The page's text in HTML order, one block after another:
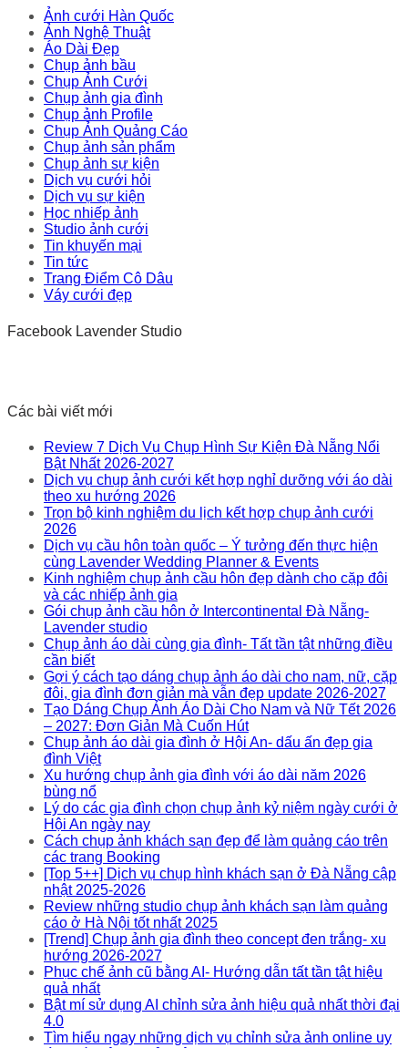
Ảnh cưới Hàn Quốc
Ảnh Nghệ Thuật
Áo Dài Đẹp
Chụp ảnh bầu
Chụp Ảnh Cưới
Chụp ảnh gia đình
Chụp ảnh Profile
Chụp Ảnh Quảng Cáo
Chụp ảnh sản phẩm
Chụp ảnh sự kiện
Dịch vụ cưới hỏi
Dịch vụ sự kiện
Học nhiếp ảnh
Studio ảnh cưới
Tin khuyến mại
Tin tức
Trang Điểm Cô Dâu
Váy cưới đẹp
Facebook Lavender Studio
Các bài viết mới
Review 7 Dịch Vụ Chụp Hình Sự Kiện Đà Nẵng Nổi
Bật Nhất 2026-2027
Dịch vụ chụp ảnh cưới kết hợp nghỉ dưỡng với áo dài
theo xu hướng 2026
Trọn bộ kinh nghiệm du lịch kết hợp chụp ảnh cưới
2026
Dịch vụ cầu hôn toàn quốc – Ý tưởng đến thực hiện
cùng Lavender Wedding Planner & Events
Kinh nghiệm chụp ảnh cầu hôn đẹp dành cho cặp đôi
và các nhiếp ảnh gia
Gói chụp ảnh cầu hôn ở Intercontinental Đà Nẵng-
Lavender studio
Chụp ảnh áo dài cùng gia đình- Tất tần tật những điều
cần biết
Gợi ý cách tạo dáng chụp ảnh áo dài cho nam, nữ, cặp
đôi, gia đình đơn giản mà vẫn đẹp update 2026-2027
Tạo Dáng Chụp Ảnh Áo Dài Cho Nam và Nữ Tết 2026
– 2027: Đơn Giản Mà Cuốn Hút
Chụp ảnh áo dài gia đình ở Hội An- dấu ấn đẹp gia
đình Việt
Xu hướng chụp ảnh gia đình với áo dài năm 2026
bùng nổ
Lý do các gia đình chọn chụp ảnh kỷ niệm ngày cưới ở
Hội An ngày nay
Cách chụp ảnh khách sạn đẹp để làm quảng cáo trên
các trang Booking
[Top 5++] Dịch vụ chụp hình khách sạn ở Đà Nẵng cập
nhật 2025-2026
Review những studio chụp ảnh khách sạn làm quảng
cáo ở Hà Nội tốt nhất 2025
[Trend] Chụp ảnh gia đình theo concept đen trắng- xu
hướng 2026-2027
Phục chế ảnh cũ bằng AI- Hướng dẫn tất tần tật hiệu
quả nhất
Bật mí sử dụng AI chỉnh sửa ảnh hiệu quả nhất thời đại
4.0
Tìm hiểu ngay những dịch vụ chỉnh sửa ảnh online uy